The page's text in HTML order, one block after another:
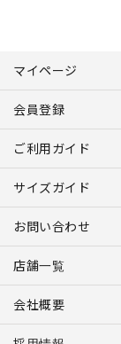
マイページ
会員登録
ご利用ガイド
サイズガイド
お問い合わせ
店舗一覧
会社概要